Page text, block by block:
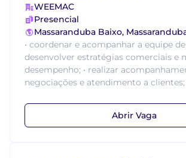
WEEMAC
Presencial
Massaranduba Baixo,
• coordenar e acompanhar a equipe de
desenvolver estratégias comerciais e
desempenho; • realizar
negociações e atendimento a clientes;
Abrir Vaga